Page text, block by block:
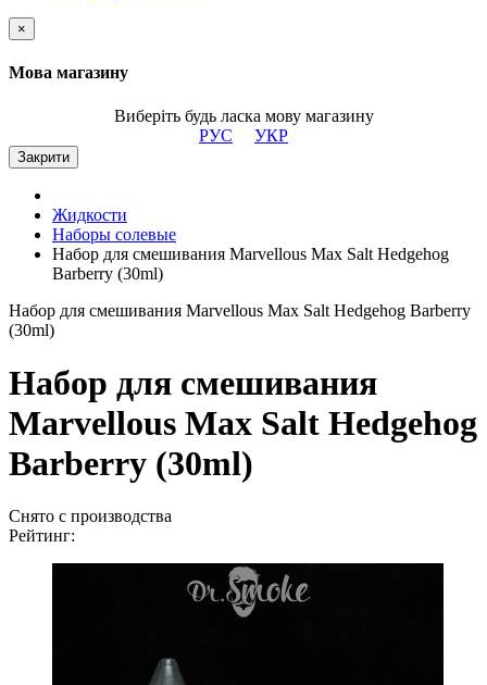
×
Мова магазину
Виберіть будь ласка мову магазину
РУС
УКР
Закрити
Жидкости
Наборы солевые
Набор для смешивания Marvellous Max Salt Hedgehog
Barberry (30ml)
Набор для смешивания Marvellous Max Salt Hedgehog Barberry
(30ml)
Набор для смешивания
Marvellous Max Salt Hedgehog
Barberry (30ml)
Снято с производства
Рейтинг: